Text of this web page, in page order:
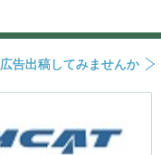
広告出稿してみませんか